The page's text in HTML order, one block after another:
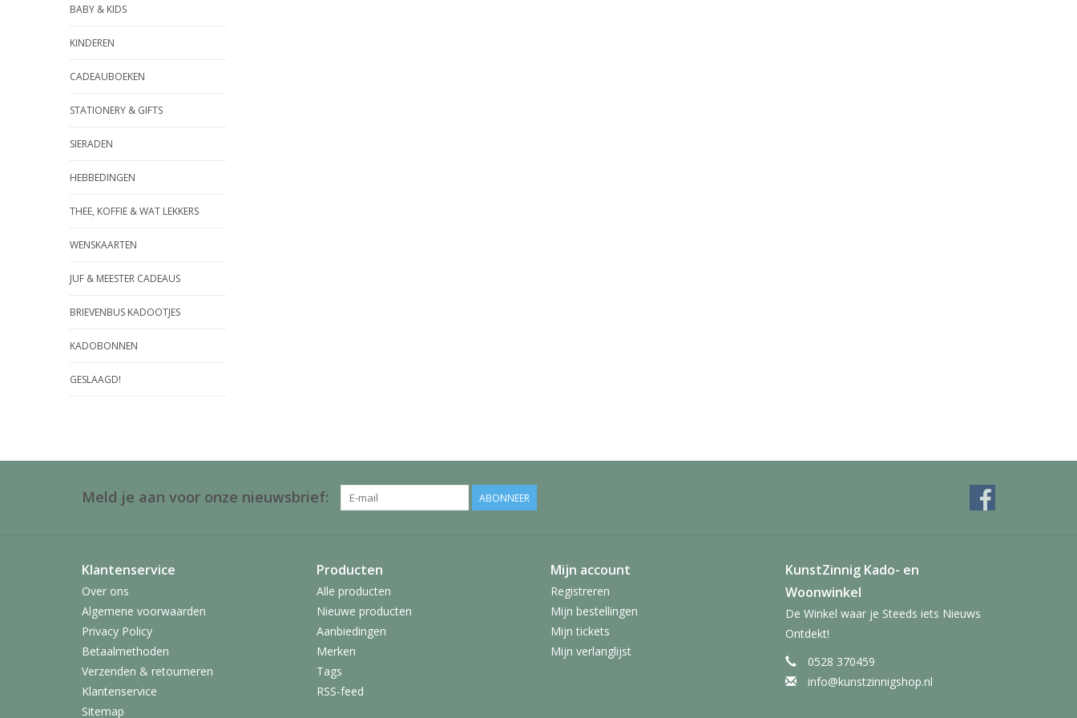
BABY & KIDS
KINDEREN
CADEAUBOEKEN
STATIONERY & GIFTS
SIERADEN
HEBBEDINGEN
THEE, KOFFIE & WAT LEKKERS
WENSKAARTEN
JUF & MEESTER CADEAUS
BRIEVENBUS KADOOTJES
KADOBONNEN
GESLAAGD!
Meld je aan voor onze nieuwsbrief: ABONNEER
Klantenservice
Over ons
Algemene voorwaarden
Privacy Policy
Betaalmethoden
Verzenden & retourneren
Klantenservice
Sitemap
Producten
Alle producten
Nieuwe producten
Aanbiedingen
Merken
Tags
RSS-feed
Mijn account
Registreren
Mijn bestellingen
Mijn tickets
Mijn verlanglijst
KunstZinnig Kado- en
Woonwinkel
De Winkel waar je Steeds iets Nieuws
Ontdekt!
0528 370459
info@kunstzinnigshop.nl